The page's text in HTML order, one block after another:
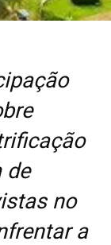
de
no
a